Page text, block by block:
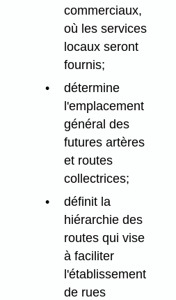
commerciaux,
où les services
locaux seront
fournis;
détermine
l'emplacement
général des
futures artères
et routes
collectrices;
définit la
hiérarchie des
routes qui vise
à faciliter
l'établissement
de rues